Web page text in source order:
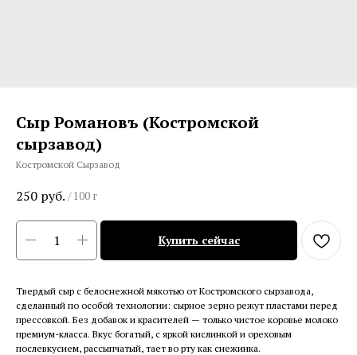
Сыр Романовъ (Костромской
сырзавод)
Костромской Сырзавод
250 руб. / 100 г
Купить сейчас
Твердый сыр с белоснежной мякотью от Костромского сырзавода,
сделанный по особой технологии: сырное зерно режут пластами перед
прессовкой. Без добавок и красителей — только чистое коровье молоко
премиум-класса. Вкус богатый, с яркой кислинкой и ореховым
послевкусием, рассыпчатый, тает во рту как снежинка.